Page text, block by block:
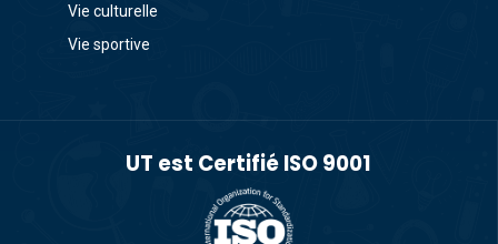
Vie culturelle
Vie sportive
UT est Certifié ISO 9001